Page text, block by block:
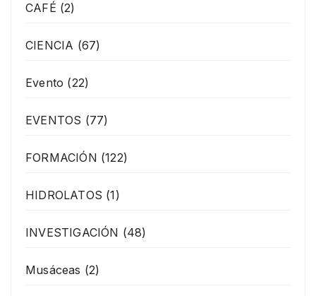
CAFÉ (2)
CIENCIA (67)
Evento (22)
EVENTOS (77)
FORMACIÓN (122)
HIDROLATOS (1)
INVESTIGACIÓN (48)
Musáceas (2)